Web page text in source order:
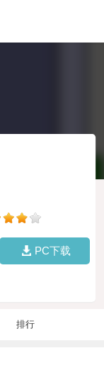
PC下载
排行